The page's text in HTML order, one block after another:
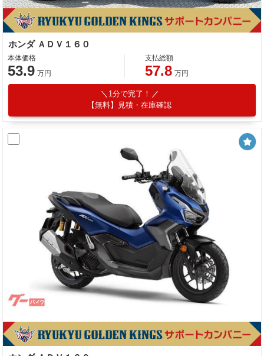
ホンダ ＡＤＶ１６０
本体価格
53.9 万円
支払総額
57.8 万円
1分で完了！
【無料】見積・在庫確認